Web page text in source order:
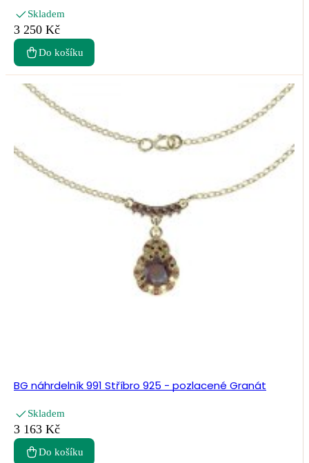
Skladem
3 250 Kč
Do košíku
BG náhrdelník 991 Stříbro 925 - pozlacené Granát
Skladem
3 163 Kč
Do košíku